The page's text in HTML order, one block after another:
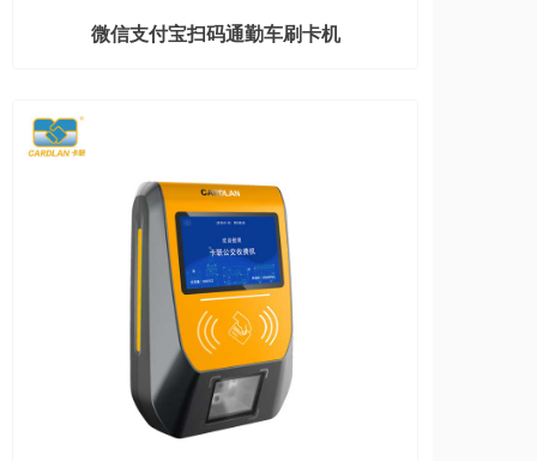
微信支付宝扫码通勤车刷卡机